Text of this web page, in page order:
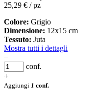
25,29 € / pz
Colore: Grigio
Dimensione: 12x15 cm
Tessuto: Juta
Mostra tutti i dettagli
–
conf.
+
Aggiungi 1 conf.